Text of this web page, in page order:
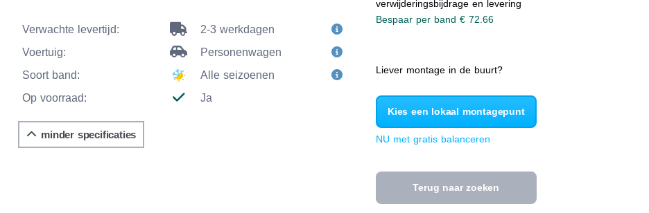
Verwachte levertijd:
2-3 werkdagen
Voertuig:
Personenwagen
Soort band:
Alle seizoenen
Op voorraad:
Ja
minder specificaties
verwijderingsbijdrage en levering
Bespaar per band € 72.66
Liever montage in de buurt?
Kies een lokaal montagepunt
NU met gratis balanceren
Terug naar zoeken